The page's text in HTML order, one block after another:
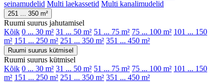
seinamudelid Multi laekassetid Multi kanalimudelid
251 ... 350 m²
Ruumi suurus jahutamisel
Kõik 0 ... 30 m² 31 ... 50 m² 51 ... 75 m² 75 ... 100 m² 101 ... 150
m² 151 ... 250 m² 251 ... 350 m² 351 ... 450 m²
Ruumi suurus kütmisel
Ruumi suurus kütmisel
Kõik 0 ... 30 m² 31 ... 50 m² 51 ... 75 m² 75 ... 100 m² 101 ... 150
m² 151 ... 250 m² 251 ... 350 m² 351 ... 450 m²